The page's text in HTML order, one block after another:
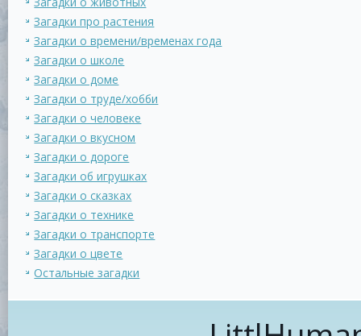
Загадки про растения
Загадки о времени/временах года
Загадки о школе
Загадки о доме
Загадки о труде/хобби
Загадки о человеке
Загадки о вкусном
Загадки о дороге
Загадки об игрушках
Загадки о сказках
Загадки о технике
Загадки о транспорте
Загадки о цвете
Остальные загадки